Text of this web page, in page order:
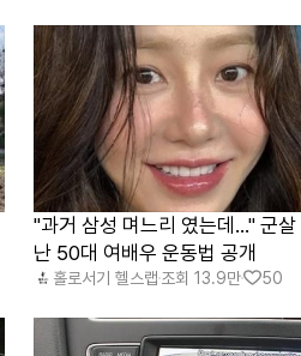
"과거 삼성 며느리 였는데..." 군
난 50대 여배우 운동법 공개
홀로서기 헬스랩 조회 13.9만 50